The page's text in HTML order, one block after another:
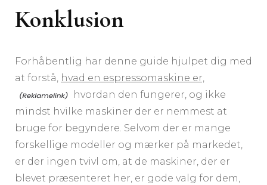
Konklusion
Forhåbentlig har denne guide hjulpet dig med
at forstå, hvad en espressomaskine er,
hvordan den fungerer, og ikke
mindst hvilke maskiner der er nemmest at
bruge for begyndere. Selvom der er mange
forskellige modeller og mærker på markedet,
er der ingen tvivl om, at de maskiner, der er
blevet præsenteret her, er gode valg for dem,